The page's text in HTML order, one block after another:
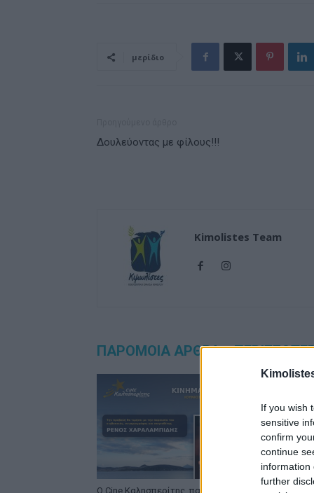
If you wish
sensitive
confirm
continue
information
further
μερίδιο
Δουλεύοντας με φίλους!!!
Kimolistes Team
ΠΑΡΟΜΟΙΑ ΑΡΘΡΑ
Ο Cine Καλησπερίτης, παρουσιάζει
Μια ακόμα